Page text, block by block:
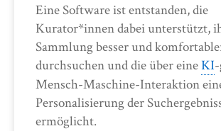
Eine Software ist entstanden, die
Kurator*innen dabei unterstützt,
Sammlung besser und
durchsuchen und die über eineKI
Mensch-Maschine-Interaktion
Personalisierung der
ermöglicht.